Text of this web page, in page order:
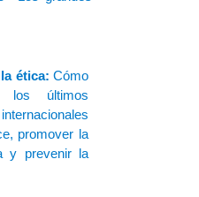
ética: Cómo
los últimos
promover la
y prevenir la